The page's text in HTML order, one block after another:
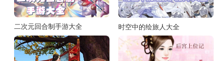
二次元回合制手游大全 时空中的绘旅人大全